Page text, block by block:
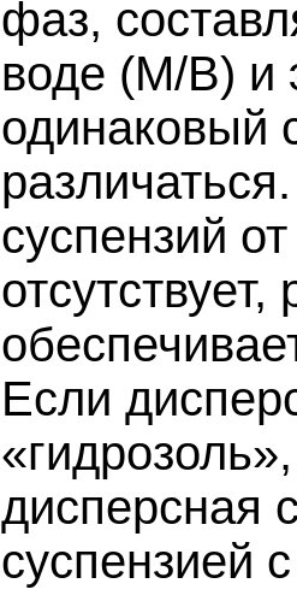
фаз,
воде (М/В) и
одинаковый
суспензий
Если
дисперсная
суспензией